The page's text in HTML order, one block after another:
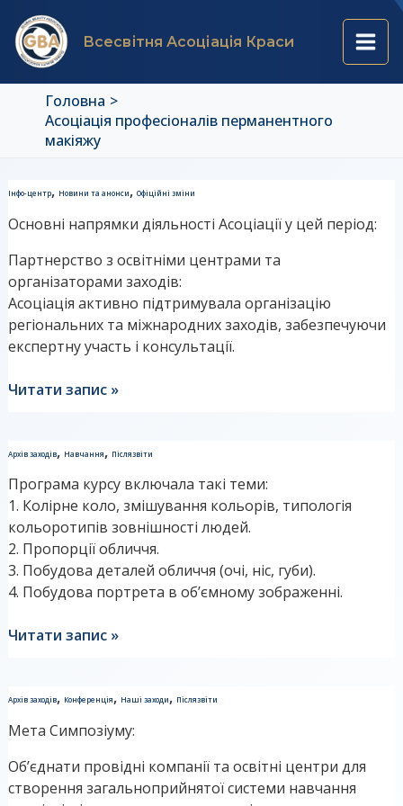
Перейти
до
вмісту
Всесвітня Асоціація Краси
Main
Головна
Асоціація професіоналів перманентного
макіяжу
Інфо-центр, Новини та анонси, Офіційні зміни
Основні напрямки діяльності Асоціації у цей період:
Партнерство з освітніми центрами та
організаторами заходів:
Асоціація активно підтримувала організацію
регіональних та міжнародних заходів, забезпечуючи
експертну участь і консультації.
Перейменування
у
2017
році:
причини
та
перспективи?
Читати запис »
Архів заходів, Навчання, Післязвіти
Програма курсу включала такі теми:
1. Колірне коло, змішування кольорів, типологія
кольоротипів зовнішності людей.
2. Пропорції обличчя.
3. Побудова деталей обличчя (очі, ніс, губи).
4. Побудова портрета в об’ємному зображенні.
Звіт
курсу
“Художня
грамота”
Читати запис »
Архів заходів, Конференція, Наші заходи, Післязвіти
Мета Симпозіуму:
Об’єднати провідні компанії та освітні центри для
створення загальноприйнятої системи навчання
Звіт
Міжнародного
Симпозіуму
освіти